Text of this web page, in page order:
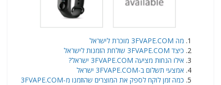
​מה 3FVAPE.COM מוכרת לישראל
כיצד 3FVAPE.COM שולחת הזמנות לישראל
אילו הנחות מציעה 3FVAPE.COM ישראל?
אמצעי תשלום ב-3FVAPE.COM ישראל
כמה זמן לוקח לספק את המוצרים שהוזמנו מ-3FVAPE.COM